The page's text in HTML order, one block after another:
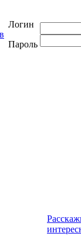
Логин
Пароль